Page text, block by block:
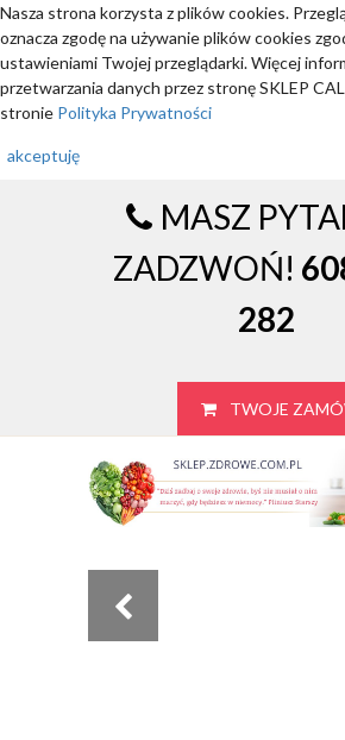
Nasza strona korzysta z plików cookies.
oznacza zgodę na używanie plików cookies
ustawieniami Twojej przeglądarki. Więcej
przetwarzania danych przez stronę SKLEP
stronie Polityka Prywatności
akceptuję
MASZ
ZADZWOŃ!
282
TWOJE